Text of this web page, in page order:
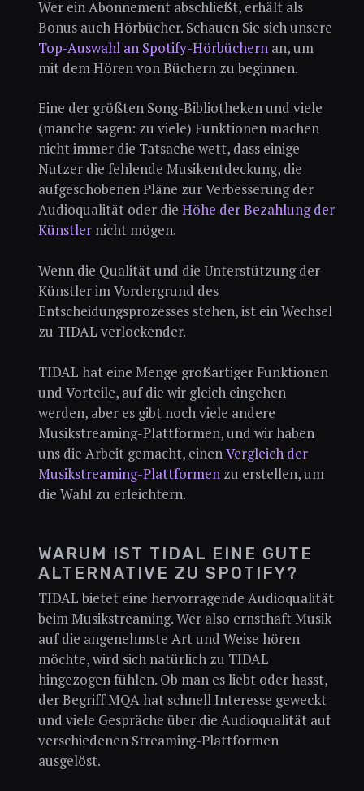
Wer ein Abonnement abschließt, erhält als
Bonus auch Hörbücher. Schauen Sie sich unsere
Top-Auswahl an Spotify-Hörbüchern an, um
mit dem Hören von Büchern zu beginnen.
Eine der größten Song-Bibliotheken und viele
(manche sagen: zu viele) Funktionen machen
nicht immer die Tatsache wett, dass einige
Nutzer die fehlende Musikentdeckung, die
aufgeschobenen Pläne zur Verbesserung der
Audioqualität oder die Höhe der Bezahlung der
Künstlernicht mögen.
Wenn die Qualität und die Unterstützung der
Künstler im Vordergrund des
Entscheidungsprozesses stehen, ist ein Wechsel
zu TIDAL verlockender.
TIDAL hat eine Menge großartiger Funktionen
und Vorteile, auf die wir gleich eingehen
werden, aber es gibt noch viele andere
Musikstreaming-Plattformen, und wir haben
uns die Arbeit gemacht, einenVergleich der
Musikstreaming-Plattformenzu erstellen, um
die Wahl zu erleichtern.
WARUM IST TIDAL EINE GUTE
ALTERNATIVE ZU SPOTIFY?
TIDAL bietet eine hervorragende Audioqualität
beim Musikstreaming. Wer also ernsthaft Musik
auf die angenehmste Art und Weise hören
möchte, wird sich natürlich zu TIDAL
hingezogen fühlen. Ob man es liebt oder hasst,
der Begriff MQA hat schnell Interesse geweckt
und viele Gespräche über die Audioqualität auf
verschiedenen Streaming-Plattformen
ausgelöst.